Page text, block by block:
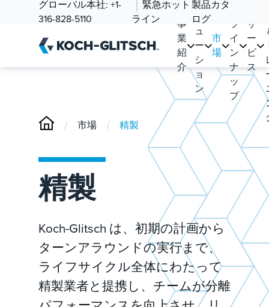
グローバル本社: +1-
316-828-5110
緊急ホット
ライン
製品カタ
ログ
事
業
紹
介
リ
ュ
ー
シ
ョ
ン
市
場
ラ
イ
ン
ナ
ッ
プ
サ
ー
ビ
ス
/ 市場 / 精製
精製
Koch-Glitsch は、初期の計画から
ターンアラウンドの実行まで、
ライフサイクル全体にわたって
精製業者と提携し、チームが分離